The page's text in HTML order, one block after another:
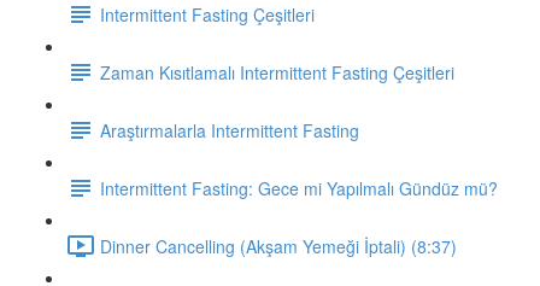
Intermittent Fasting Çeşitleri
Zaman Kısıtlamalı Intermittent Fasting Çeşitleri
Araştırmalarla Intermittent Fasting
Intermittent Fasting: Gece mi Yapılmalı Gündüz mü?
Dinner Cancelling (Akşam Yemeği İptali) (8:37)